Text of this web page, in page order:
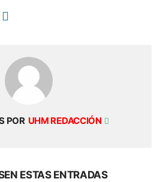
POR UHM REDACCIÓN
ESTAS ENTRADAS